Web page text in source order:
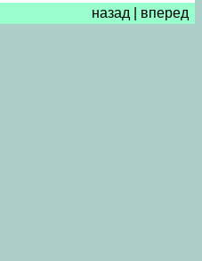
назад вперед